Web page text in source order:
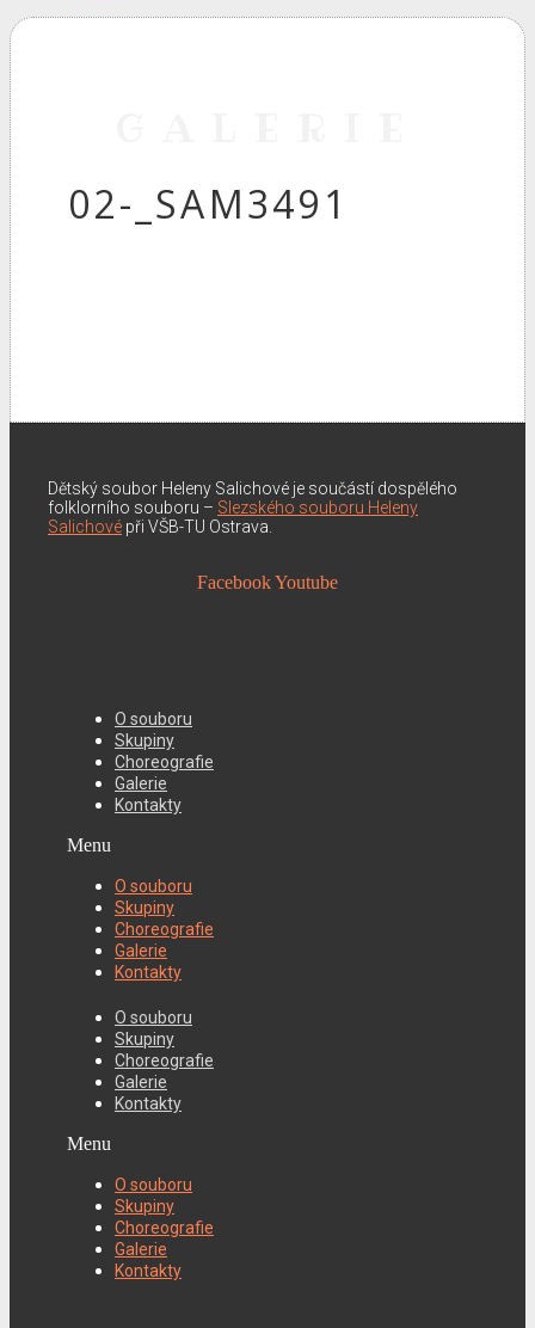
02-_SAM3491
Dětský soubor Heleny Salichové je součástí dospělého
folklorního souboru – Slezského souboru Heleny
Salichové při VŠB-TU Ostrava.
FacebookYoutube
O souboru
Skupiny
Choreografie
Galerie
Kontakty
Menu
O souboru
Skupiny
Choreografie
Galerie
Kontakty
O souboru
Skupiny
Choreografie
Galerie
Kontakty
Menu
O souboru
Skupiny
Choreografie
Galerie
Kontakty